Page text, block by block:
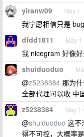
yiranw09 May 1
我宁愿相信只是
dfdd1811 May 1
我 nicegram 好像
shuiduoduo
@z5238384 那为
全部代理可以收 中
z5238384 May 1
@shuiduoduo 这不
得不可控，大概率